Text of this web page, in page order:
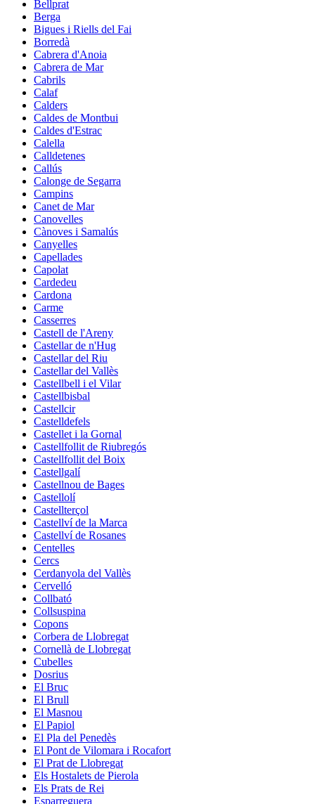
Bellprat
Berga
Bigues i Riells del Fai
Borredà
Cabrera d'Anoia
Cabrera de Mar
Cabrils
Calaf
Calders
Caldes de Montbui
Caldes d'Estrac
Calella
Calldetenes
Callús
Calonge de Segarra
Campins
Canet de Mar
Canovelles
Cànoves i Samalús
Canyelles
Capellades
Capolat
Cardedeu
Cardona
Carme
Casserres
Castell de l'Areny
Castellar de n'Hug
Castellar del Riu
Castellar del Vallès
Castellbell i el Vilar
Castellbisbal
Castellcir
Castelldefels
Castellet i la Gornal
Castellfollit de Riubregós
Castellfollit del Boix
Castellgalí
Castellnou de Bages
Castellolí
Castellterçol
Castellví de la Marca
Castellví de Rosanes
Centelles
Cercs
Cerdanyola del Vallès
Cervelló
Collbató
Collsuspina
Copons
Corbera de Llobregat
Cornellà de Llobregat
Cubelles
Dosrius
El Bruc
El Brull
El Masnou
El Papiol
El Pla del Penedès
El Pont de Vilomara i Rocafort
El Prat de Llobregat
Els Hostalets de Pierola
Els Prats de Rei
Esparreguera